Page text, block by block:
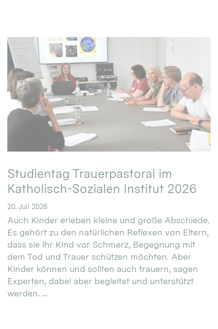
Studientag Trauerpastoral im
Katholisch-Sozialen Institut 2026
20. Juli 2026
Auch Kinder erleben kleine und große Abschiede.
Es gehört zu den natürlichen Reflexen von Eltern,
dass sie ihr Kind vor Schmerz, Begegnung mit
dem Tod und Trauer schützen möchten. Aber
Kinder können und sollten auch trauern, sagen
Experten, dabei aber begleitet und unterstützt
werden. ...